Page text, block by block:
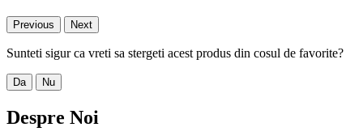
Previous Next
Sunteti sigur ca vreti sa stergeti acest produs din cosul de favorite?
Da Nu
Despre Noi